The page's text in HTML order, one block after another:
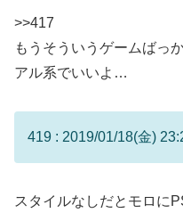
>>417
もうそういうゲームばっ
アル系でいいよ…
419 : 2019/01/18(金)
スタイルなしだとモロに